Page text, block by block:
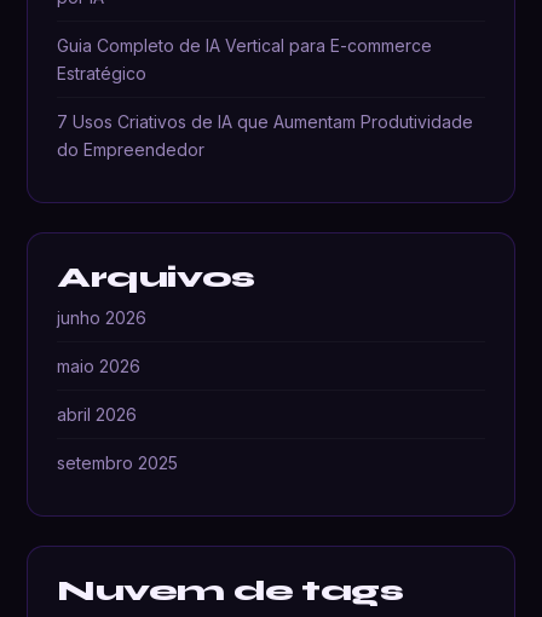
Guia Completo de IA Vertical para E-commerce
Estratégico
7 Usos Criativos de IA que Aumentam Produtividade
do Empreendedor
Arquivos
junho 2026
maio 2026
abril 2026
setembro 2025
Nuvem de tags